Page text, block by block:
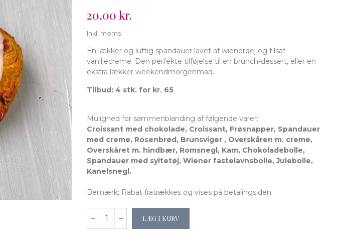
20,00 kr.
Inkl. moms
En lækker og luftig spandauer lavet af wienerdej og tilsat
vaniljecreme. Den perfekte tilføjelse til en brunch-dessert, eller en
ekstra lækker weekendmorgenmad.
Tilbud: 4 stk. for kr. 65
Mulighed for sammenblanding af følgende varer:
Croissant med chokolade, Croissant, Frøsnapper, Spandauer
med creme, Rosenbrød, Brunsviger , Overskåren m. creme,
Overskåret m. hindbær, Romsnegl, Kam, Chokoladebolle,
Spandauer med syltetøj, Wiener fastelavnsbolle, Julebolle,
Kanelsnegl.
Bemærk: Rabat fratrækkes og vises på betalingsiden.
LÆG I KURV